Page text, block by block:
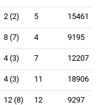
2 (2) 5 15461
8 (7) 4 9195
4 (3) 7 12207
4 (3) 11 18906
12 (8) 12 9297